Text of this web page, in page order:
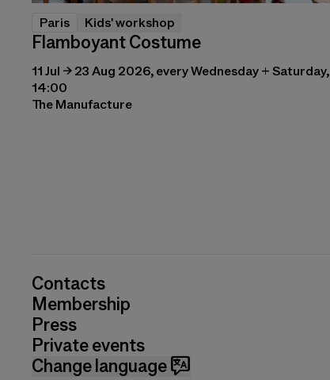
Paris Kids' workshop
Flamboyant Costume
11 Jul → 23 Aug 2026, every Wednesday + Saturday,
14:00
The Manufacture
Contacts
Membership
Press
Private events
Change language 